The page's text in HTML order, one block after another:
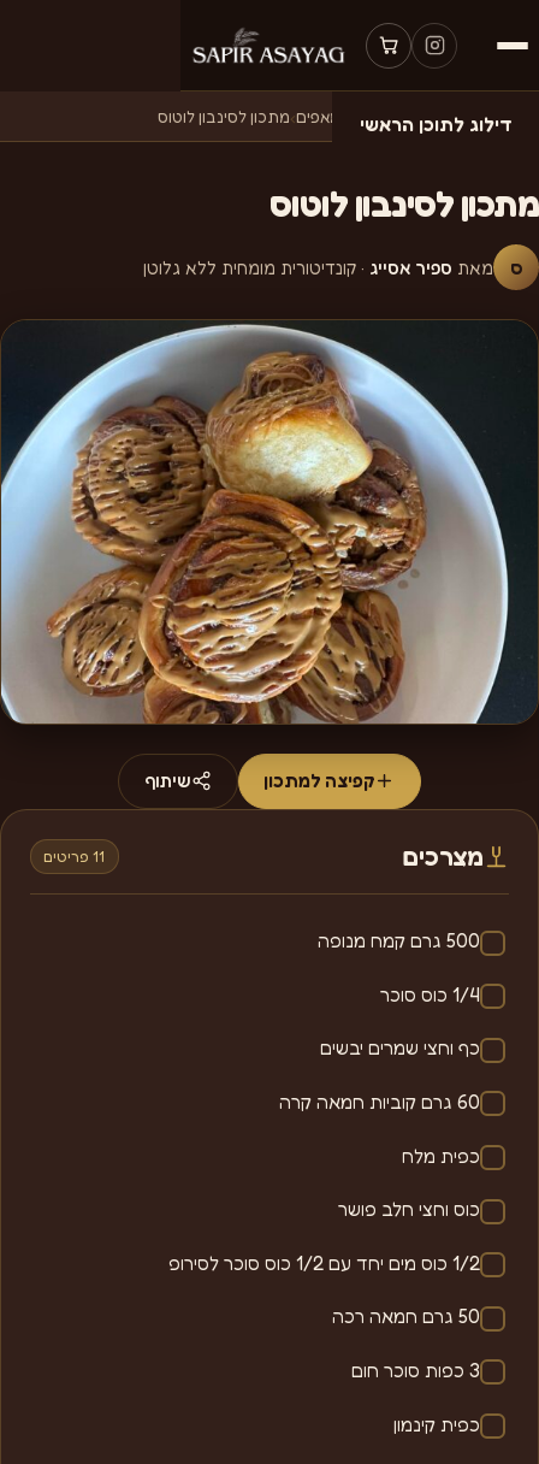
דילוג לתוכן הראשי
דף הבית›מתכונים ›מתכונים למאפים›מתכון לסינבון לוטוס
מתכון לסינבון לוטוס
ס מאת ספיר אסייג · קונדיטורית מומחית ללא גלוטן
קפיצה למתכון שיתוף
מצרכים 11 פריטים
500 גרם קמח מנופה
1/4 כוס סוכר
כף וחצי שמרים יבשים
60 גרם קוביות חמאה קרה
כפית מלח
כוס וחצי חלב פושר
1/2 כוס מים יחד עם 1/2 כוס סוכר לסירופ
50 גרם חמאה רכה
3 כפות סוכר חום
כפית קינמון